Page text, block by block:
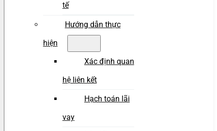
tế
Hướng dẫn thực
hiện
Xác định quan
hệ liên kết
Hạch toán lãi
vay